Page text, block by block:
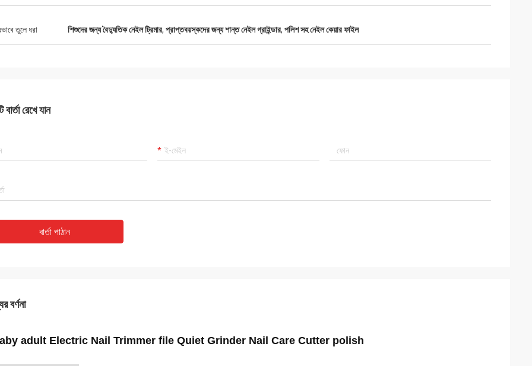
তুলে ধরা শিশুদের জন্য বৈদ্যুতিক নেইল ট্রিমার, প্রাপ্তবয়স্কদের জন্য শান্ত নেইল গ্রাইন্ডার, পলিশ সহ নেইল কেয়ার ফাইল
বার্তা রেখে যান
বার্তা পাঠান
বর্ণনা
adult Electric Nail Trimmer file Quiet Grinder Nail Care Cutter polish